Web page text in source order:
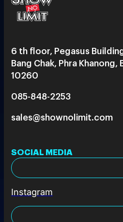
6 th floor, Pegasus
Bang Chak, Phra Khanong,
10260
085-848-2253
sales@shownolimit.com
SOCIAL MEDIA
Instagram